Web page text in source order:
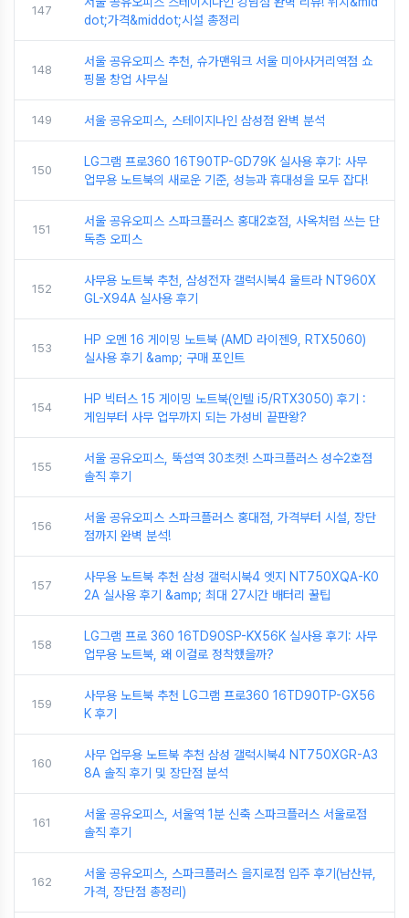
147
dot;가격&middot;시설 총정리
148
서울 공유오피스 추천, 슈가맨워크 서울 미아사거리역점 쇼
핑몰 창업 사무실
149 서울 공유오피스, 스테이지나인 삼성점 완벽 분석
150
LG그램 프로360 16T90TP-GD79K 실사용 후기: 사무
업무용 노트북의 새로운 기준, 성능과 휴대성을 모두 잡다!
151
서울 공유오피스 스파크플러스 홍대2호점, 사옥처럼 쓰는 단
독층 오피스
152
사무용 노트북 추천, 삼성전자 갤럭시북4 울트라 NT960X
GL-X94A 실사용 후기
153
HP 오멘 16 게이밍 노트북 (AMD 라이젠9, RTX5060)
실사용 후기 &amp; 구매 포인트
154
HP 빅터스 15 게이밍 노트북(인텔 i5/RTX3050) 후기 :
게임부터 사무 업무까지 되는 가성비 끝판왕?
155
서울 공유오피스, 뚝섬역 30초컷! 스파크플러스 성수2호점
솔직 후기
156
서울 공유오피스 스파크플러스 홍대점, 가격부터 시설, 장단
점까지 완벽 분석!
157
사무용 노트북 추천 삼성 갤럭시북4 엣지 NT750XQA-K0
2A 실사용 후기 &amp; 최대 27시간 배터리 꿀팁
158
LG그램 프로 360 16TD90SP-KX56K 실사용 후기: 사무
업무용 노트북, 왜 이걸로 정착했을까?
159
사무용 노트북 추천 LG그램 프로360 16TD90TP-GX56
K 후기
160
사무 업무용 노트북 추천 삼성 갤럭시북4 NT750XGR-A3
8A 솔직 후기 및 장단점 분석
161
서울 공유오피스, 서울역 1분 신축 스파크플러스 서울로점
솔직 후기
162
서울 공유오피스, 스파크플러스 을지로점 입주 후기(남산뷰,
가격, 장단점 총정리)